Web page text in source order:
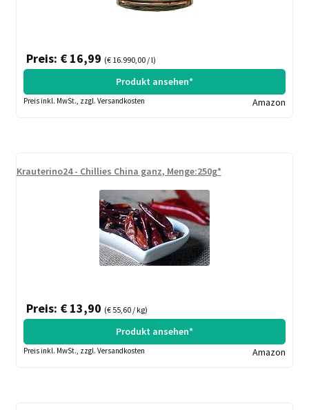
Preis: € 16,99 (€ 16.990,00 / l)
Produkt ansehen*
Preis inkl. MwSt., zzgl. Versandkosten Amazon
Krauterino24 - Chillies China ganz, Menge:250g*
Preis: € 13,90 (€ 55,60 / kg)
Produkt ansehen*
Preis inkl. MwSt., zzgl. Versandkosten Amazon